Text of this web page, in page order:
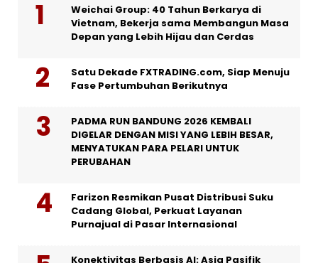
Weichai Group: 40 Tahun Berkarya di
Vietnam, Bekerja sama Membangun Masa
Depan yang Lebih Hijau dan Cerdas
Satu Dekade FXTRADING.com, Siap Menuju
Fase Pertumbuhan Berikutnya
PADMA RUN BANDUNG 2026 KEMBALI
DIGELAR DENGAN MISI YANG LEBIH BESAR,
MENYATUKAN PARA PELARI UNTUK
PERUBAHAN
Farizon Resmikan Pusat Distribusi Suku
Cadang Global, Perkuat Layanan
Purnajual di Pasar Internasional
Konektivitas Berbasis AI: Asia Pasifik